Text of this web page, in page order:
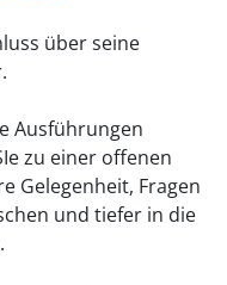
über seine
Ausführungen
zu einer offenen
Gelegenheit, Fragen
und tiefer in die